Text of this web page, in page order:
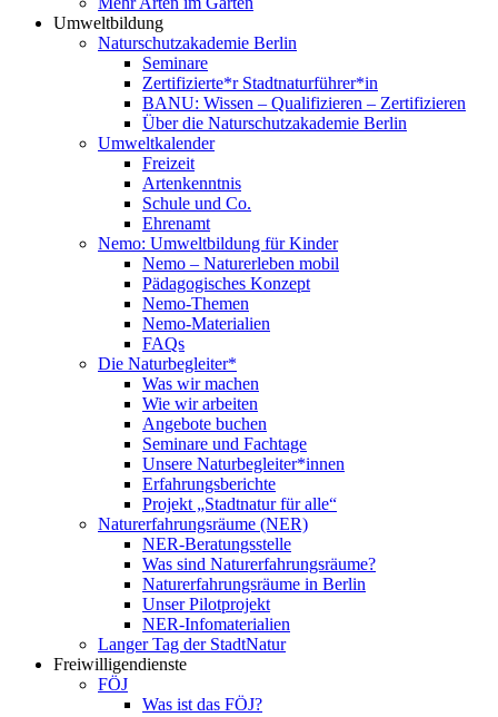
Umweltbildung
Naturschutzakademie Berlin
Seminare
Zertifizierte*r Stadtnaturführer*in
BANU: Wissen – Qualifizieren – Zertifizieren
Über die Naturschutzakademie Berlin
Umweltkalender
Freizeit
Artenkenntnis
Schule und Co.
Ehrenamt
Nemo: Umweltbildung für Kinder
Nemo – Naturerleben mobil
Pädagogisches Konzept
Nemo-Themen
Nemo-Materialien
FAQs
Die Naturbegleiter*
Was wir machen
Wie wir arbeiten
Angebote buchen
Seminare und Fachtage
Unsere Naturbegleiter*innen
Erfahrungsberichte
Projekt „Stadtnatur für alle“
Naturerfahrungsräume (NER)
NER-Beratungsstelle
Was sind Naturerfahrungsräume?
Naturerfahrungsräume in Berlin
Unser Pilotprojekt
NER-Infomaterialien
Langer Tag der StadtNatur
Freiwilligendienste
FÖJ
Was ist das FÖJ?